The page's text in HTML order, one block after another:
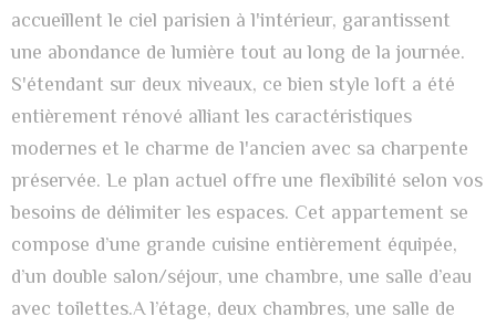
accueillent le ciel parisien à l'intérieur, garantissent
une abondance de lumière tout au long de la journée.
S'étendant sur deux niveaux, ce bien style loft a été
entièrement rénové alliant les caractéristiques
modernes et le charme de l'ancien avec sa charpente
préservée. Le plan actuel offre une flexibilité selon vos
besoins de délimiter les espaces. Cet appartement se
compose d’une grande cuisine entièrement équipée,
d’un double salon/séjour, une chambre, une salle d’eau
avec toilettes.A l’étage, deux chambres, une salle de